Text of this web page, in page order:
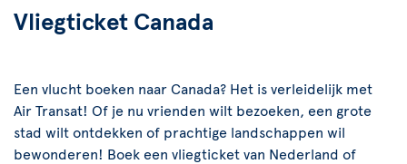
Vliegticket Canada
Een vlucht boeken naar Canada? Het is verleidelijk met
Air Transat! Of je nu vrienden wilt bezoeken, een grote
stad wilt ontdekken of prachtige landschappen wil
bewonderen! Boek een vliegticket van Nederland of